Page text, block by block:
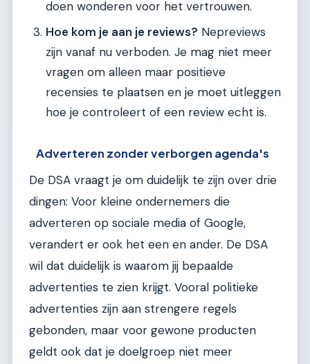
doen wonderen voor het vertrouwen.
Hoe kom je aan je reviews? Nepreviews
zijn vanaf nu verboden. Je mag niet meer
vragen om alleen maar positieve
recensies te plaatsen en je moet uitleggen
hoe je controleert of een review echt is.
Adverteren zonder verborgen agenda's
De DSA vraagt je om duidelijk te zijn over drie
dingen: Voor kleine ondernemers die
adverteren op sociale media of Google,
verandert er ook het een en ander. De DSA
wil dat duidelijk is waarom jij bepaalde
advertenties te zien krijgt. Vooral politieke
advertenties zijn aan strengere regels
gebonden, maar voor gewone producten
geldt ook dat je doelgroep niet meer